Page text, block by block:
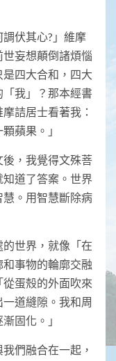
伏其心?」維摩
妄想顛倒諸煩惱
四大合和，四大
我」？那本經書
詰居士看著我：
蘋果。」
，我覺得文殊菩
道了答案。世界
。用智慧斷除病
世界，就像「在
事物的輪廓交融
蛋殼的外面吹來
道縫隙。我和周
固化。」
們融合在一起，